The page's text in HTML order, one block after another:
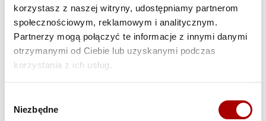
korzystasz z naszej witryny, udostępniamy partnerom
społecznościowym, reklamowym i analitycznym.
Partnerzy mogą połączyć te informacje z innymi danymi
otrzymanymi od Ciebie lub uzyskanymi podczas
korzystania z ich usług.
zgody
Niezbędne
Onni 139